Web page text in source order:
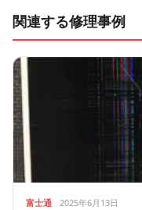
関連する修理事例
富士通 2025年6月13日